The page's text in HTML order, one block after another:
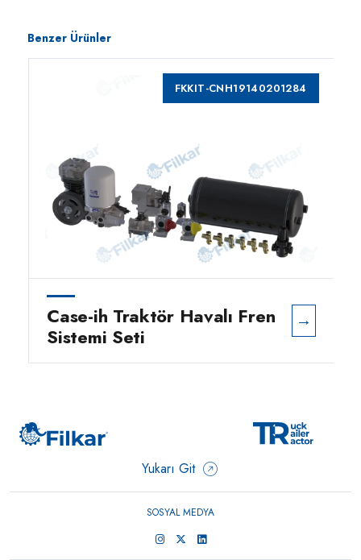
Benzer Ürünler
FKKIT-CNH19140201284
Case-ih Traktör Havalı Fren
Sistemi Seti
→
Yukarı Git
SOSYAL MEDYA